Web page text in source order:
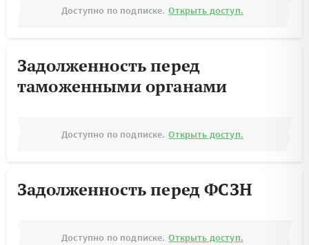
Доступно по подписке. Открыть доступ.
Задолженность перед
таможенными органами
Доступно по подписке. Открыть доступ.
Задолженность перед ФСЗН
Доступно по подписке. Открыть доступ.